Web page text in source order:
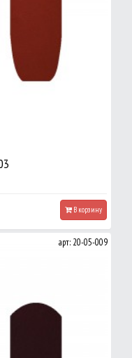
В корзину
арт: 20-05-009